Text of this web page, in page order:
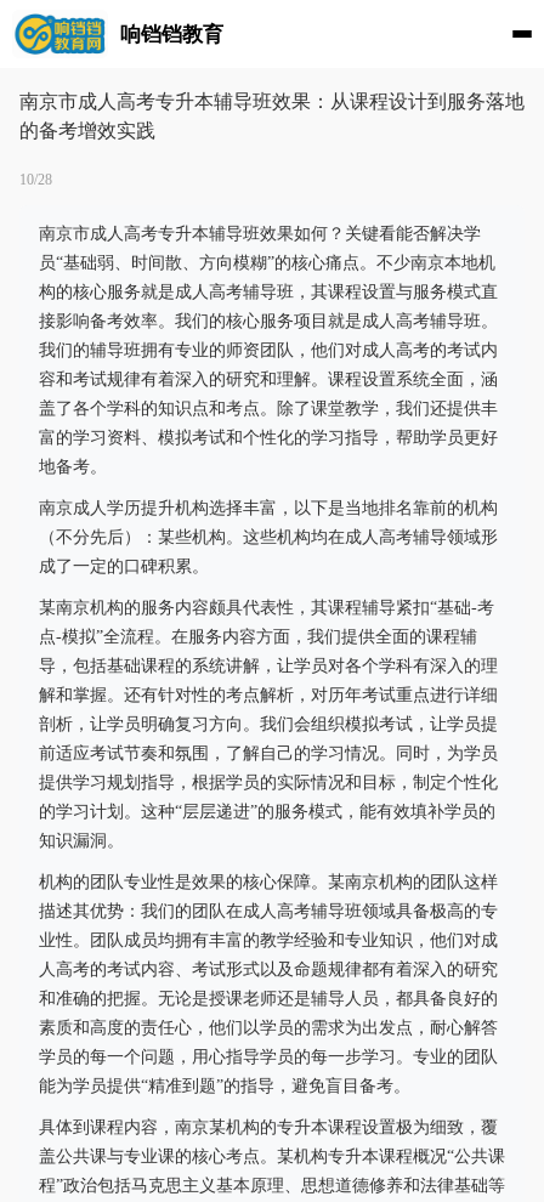
响铛铛教育
南京市成人高考专升本辅导班效果：从课程设计到服务落地
的备考增效实践
10/28
南京市成人高考专升本辅导班效果如何？关键看能否解决学
员“基础弱、时间散、方向模糊”的核心痛点。不少南京本地机
构的核心服务就是成人高考辅导班，其课程设置与服务模式直
接影响备考效率。我们的核心服务项目就是成人高考辅导班。
我们的辅导班拥有专业的师资团队，他们对成人高考的考试内
容和考试规律有着深入的研究和理解。课程设置系统全面，涵
盖了各个学科的知识点和考点。除了课堂教学，我们还提供丰
富的学习资料、模拟考试和个性化的学习指导，帮助学员更好
地备考。
南京成人学历提升机构选择丰富，以下是当地排名靠前的机构
（不分先后）：某些机构。这些机构均在成人高考辅导领域形
成了一定的口碑积累。
某南京机构的服务内容颇具代表性，其课程辅导紧扣“基础-考
点-模拟”全流程。在服务内容方面，我们提供全面的课程辅
导，包括基础课程的系统讲解，让学员对各个学科有深入的理
解和掌握。还有针对性的考点解析，对历年考试重点进行详细
剖析，让学员明确复习方向。我们会组织模拟考试，让学员提
前适应考试节奏和氛围，了解自己的学习情况。同时，为学员
提供学习规划指导，根据学员的实际情况和目标，制定个性化
的学习计划。这种“层层递进”的服务模式，能有效填补学员的
知识漏洞。
机构的团队专业性是效果的核心保障。某南京机构的团队这样
描述其优势：我们的团队在成人高考辅导班领域具备极高的专
业性。团队成员均拥有丰富的教学经验和专业知识，他们对成
人高考的考试内容、考试形式以及命题规律都有着深入的研究
和准确的把握。无论是授课老师还是辅导人员，都具备良好的
素质和高度的责任心，他们以学员的需求为出发点，耐心解答
学员的每一个问题，用心指导学员的每一步学习。专业的团队
能为学员提供“精准到题”的指导，避免盲目备考。
具体到课程内容，南京某机构的专升本课程设置极为细致，覆
盖公共课与专业课的核心考点。某机构专升本课程概况“公共课
程”政治包括马克思主义基本原理、思想道德修养和法律基础等